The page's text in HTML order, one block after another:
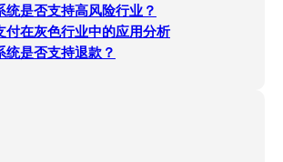
统是否支持高风险行业？
付在灰色行业中的应用分析
统是否支持退款？